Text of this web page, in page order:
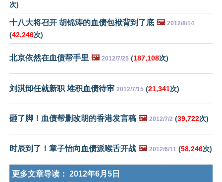
次)
十八大将召开 胡锦涛的血债包袱背到了底 🖼️ 2012/8/14
(42,246次)
北京依然在血债帮手里 🖼️ 2012/7/25 (187,108次)
刘淇卸任就新职 堆积血债待审 2012/7/15 (21,341次)
砸了脚！血债帮删改胡的香港发言稿 🖼️ 2012/7/2 (39,722次)
时辰到了！章子怡向血债派喉舌开战 🖼️ 2012/6/11 (58,246次)
更多文章导读： 2012年6月5日